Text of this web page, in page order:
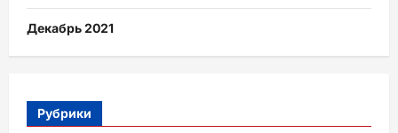
Декабрь 2021
Рубрики